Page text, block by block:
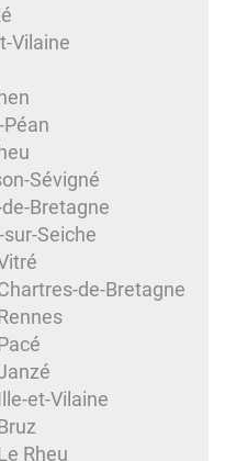
Vilaine
Sévigné
Bretagne
Seiche
de-Bretagne
et-Vilaine
Rheu